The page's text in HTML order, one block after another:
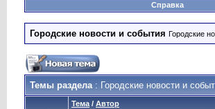
Справка
Городские новости и события Городские
Темы раздела: Городские новости и
Тема / Автор